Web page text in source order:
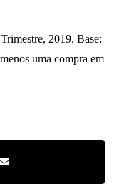
2019. Base:
uma compra em
Share by e-mail